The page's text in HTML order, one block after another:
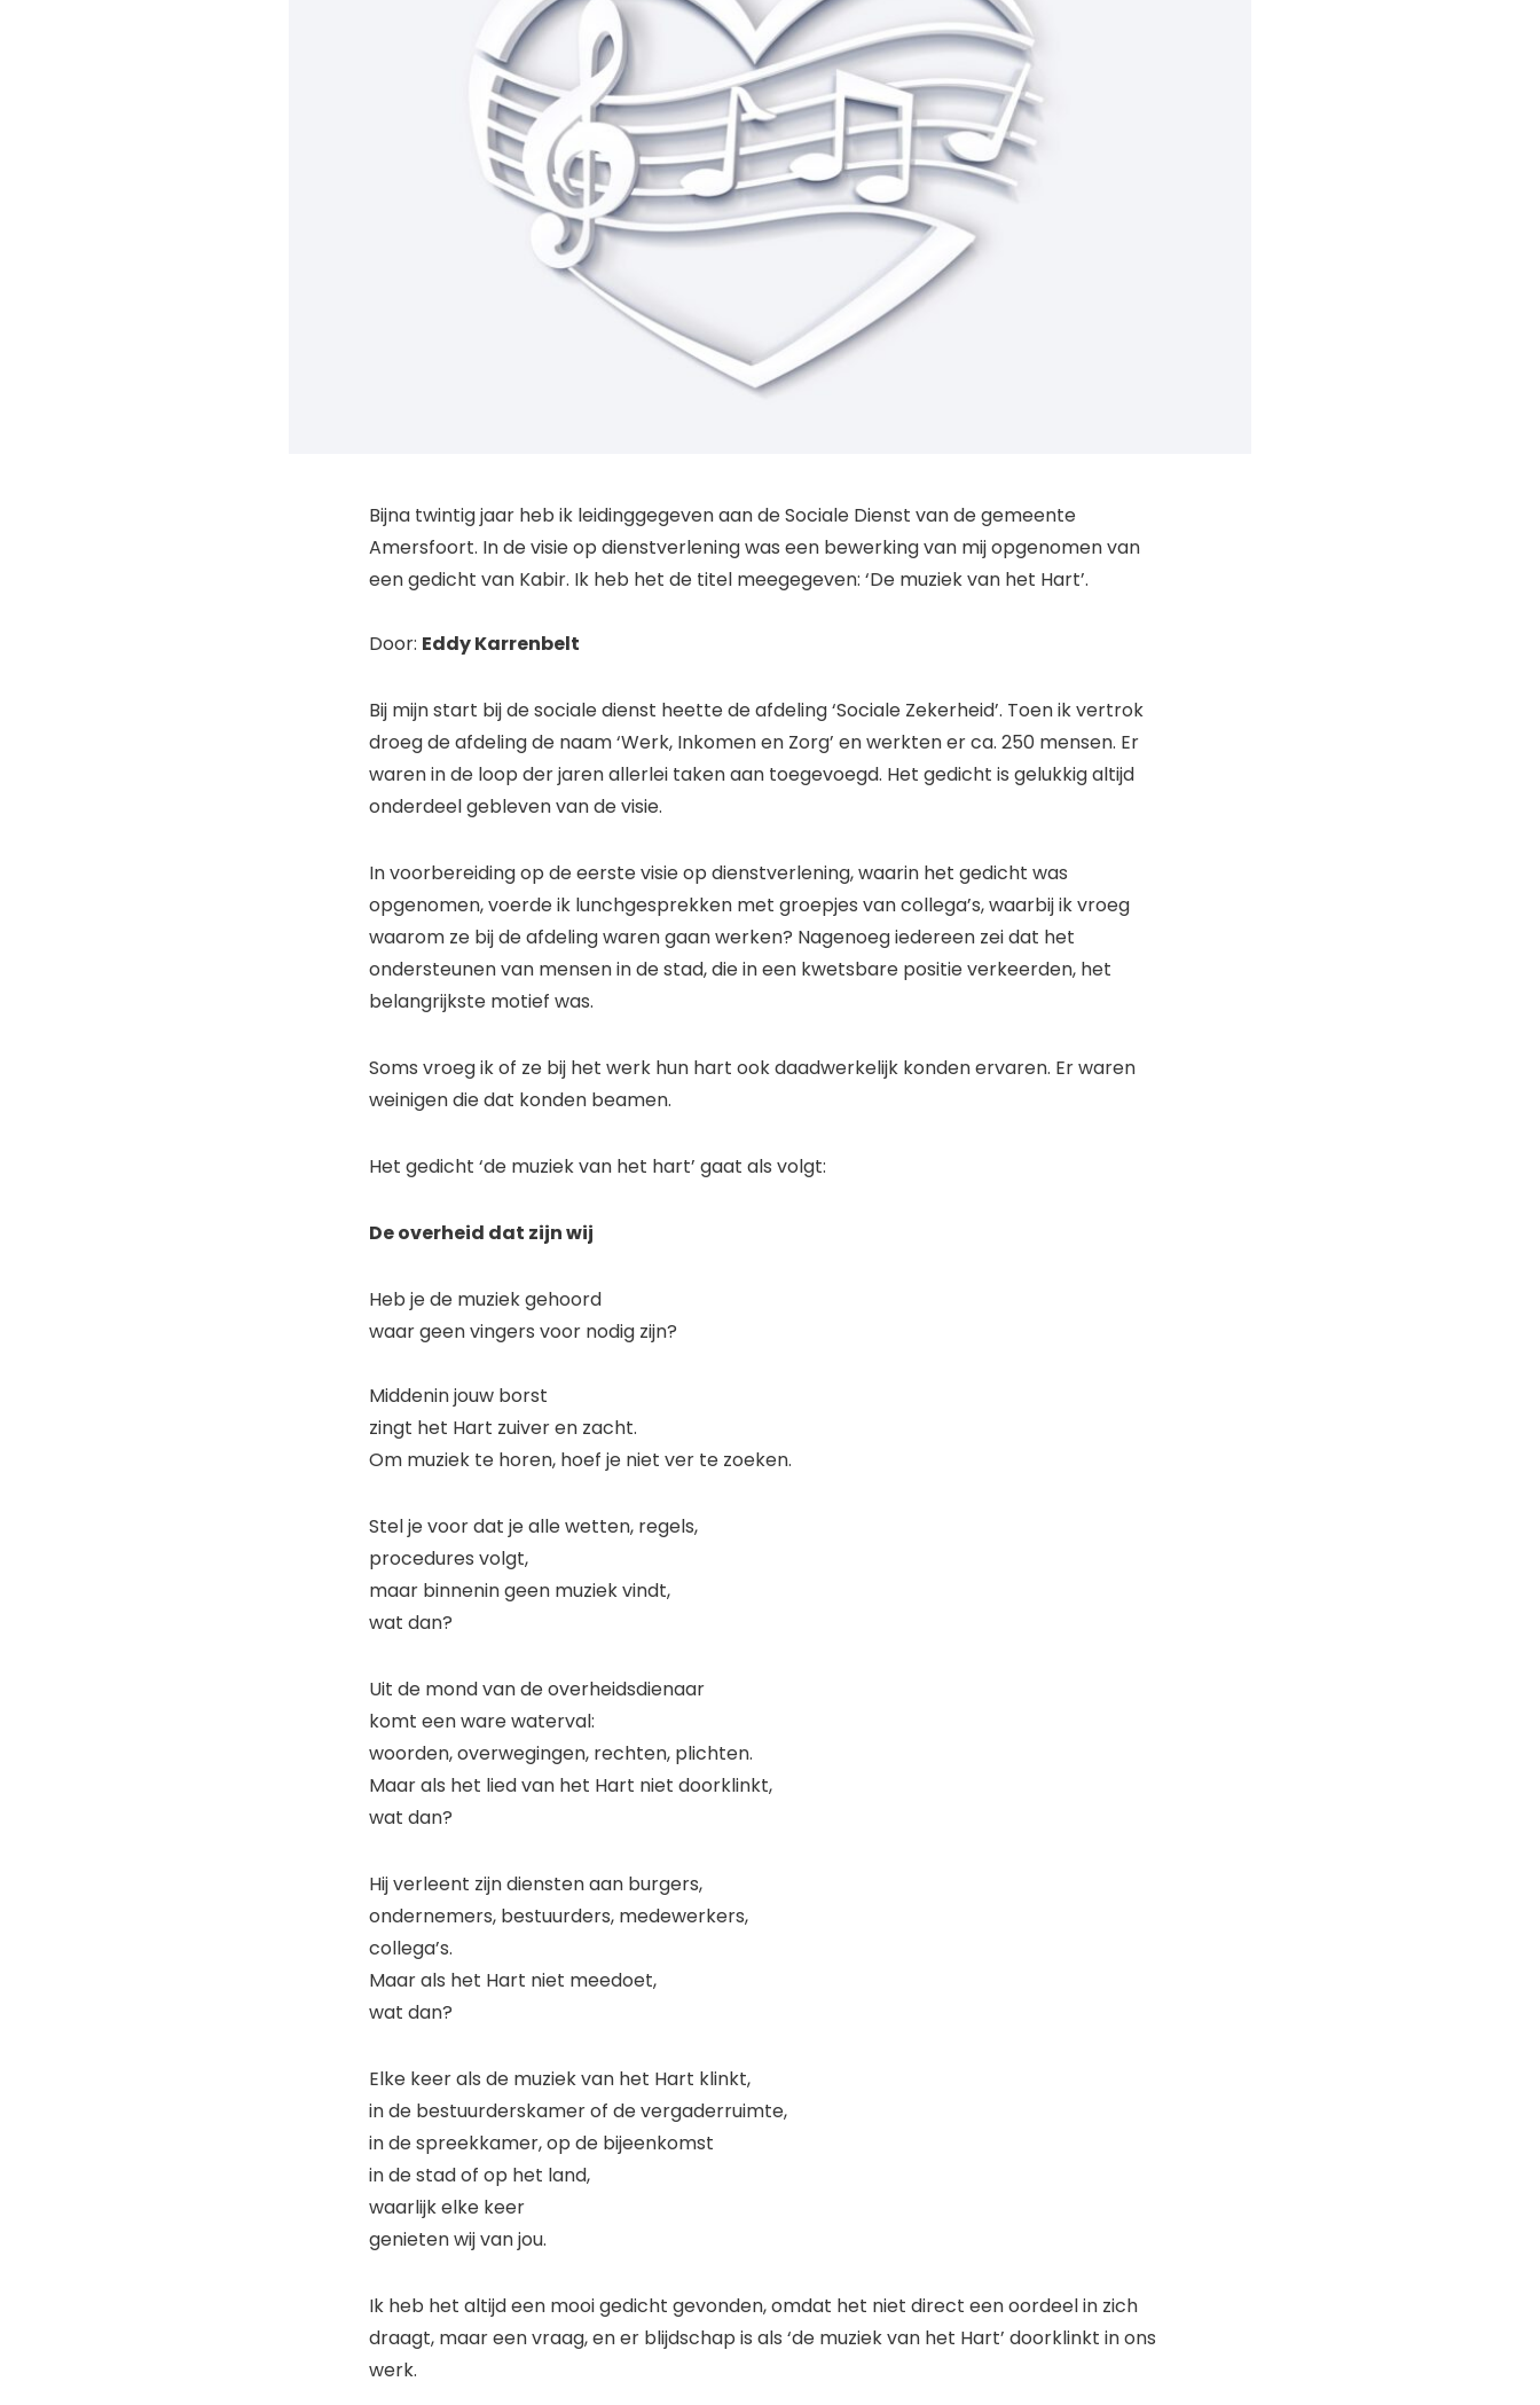
Bijna twintig jaar heb ik leidinggegeven aan de Sociale Dienst van de gemeente
Amersfoort. In de visie op dienstverlening was een bewerking van mij opgenomen van
een gedicht van Kabir. Ik heb het de titel meegegeven: ‘De muziek van het Hart’.
Door: Eddy Karrenbelt
Bij mijn start bij de sociale dienst heette de afdeling ‘Sociale Zekerheid’. Toen ik vertrok
droeg de afdeling de naam ‘Werk, Inkomen en Zorg’ en werkten er ca. 250 mensen. Er
waren in de loop der jaren allerlei taken aan toegevoegd. Het gedicht is gelukkig altijd
onderdeel gebleven van de visie.
In voorbereiding op de eerste visie op dienstverlening, waarin het gedicht was
opgenomen, voerde ik lunchgesprekken met groepjes van collega’s, waarbij ik vroeg
waarom ze bij de afdeling waren gaan werken? Nagenoeg iedereen zei dat het
ondersteunen van mensen in de stad, die in een kwetsbare positie verkeerden, het
belangrijkste motief was.
Soms vroeg ik of ze bij het werk hun hart ook daadwerkelijk konden ervaren. Er waren
weinigen die dat konden beamen.
Het gedicht ‘de muziek van het hart’ gaat als volgt:
De overheid dat zijn wij
Heb je de muziek gehoord
waar geen vingers voor nodig zijn?
Middenin jouw borst
zingt het Hart zuiver en zacht.
Om muziek te horen, hoef je niet ver te zoeken.
Stel je voor dat je alle wetten, regels,
procedures volgt,
maar binnenin geen muziek vindt,
wat dan?
Uit de mond van de overheidsdienaar
komt een ware waterval:
woorden, overwegingen, rechten, plichten.
Maar als het lied van het Hart niet doorklinkt,
wat dan?
Hij verleent zijn diensten aan burgers,
ondernemers, bestuurders, medewerkers,
collega’s.
Maar als het Hart niet meedoet,
wat dan?
Elke keer als de muziek van het Hart klinkt,
in de bestuurderskamer of de vergaderruimte,
in de spreekkamer, op de bijeenkomst
in de stad of op het land,
waarlijk elke keer
genieten wij van jou.
Ik heb het altijd een mooi gedicht gevonden, omdat het niet direct een oordeel in zich
draagt, maar een vraag, en er blijdschap is als ‘de muziek van het Hart’ doorklinkt in ons
werk.